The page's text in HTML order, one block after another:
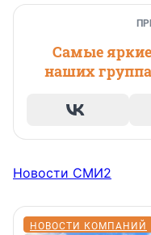
Самые
наших
Новости СМИ2
НОВОСТИ КОМПАНИЙ